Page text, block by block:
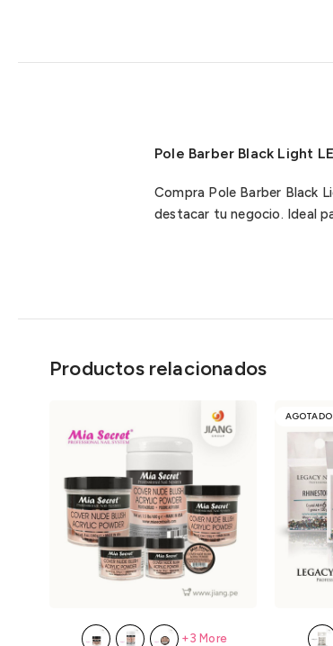
Pole Barber Black Light
Compra Pole Barber Black
destacar tu negocio. Ideal
Productos relacionados
+3 More
AGOTADO